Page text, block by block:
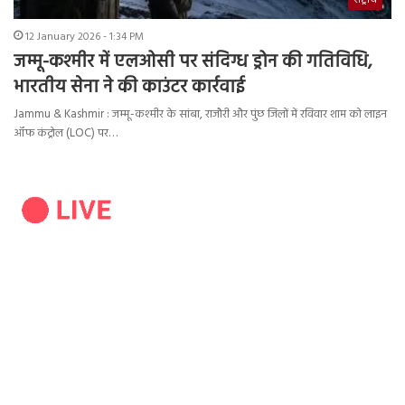
12 January 2026 - 1:34 PM
जम्मू-कश्मीर में एलओसी पर संदिग्ध ड्रोन की गतिविधि,
भारतीय सेना ने की काउंटर कार्रवाई
Jammu & Kashmir : जम्मू-कश्मीर के सांबा, राजौरी और पुंछ जिलों में रविवार शाम को लाइन
ऑफ कंट्रोल (LOC) पर…